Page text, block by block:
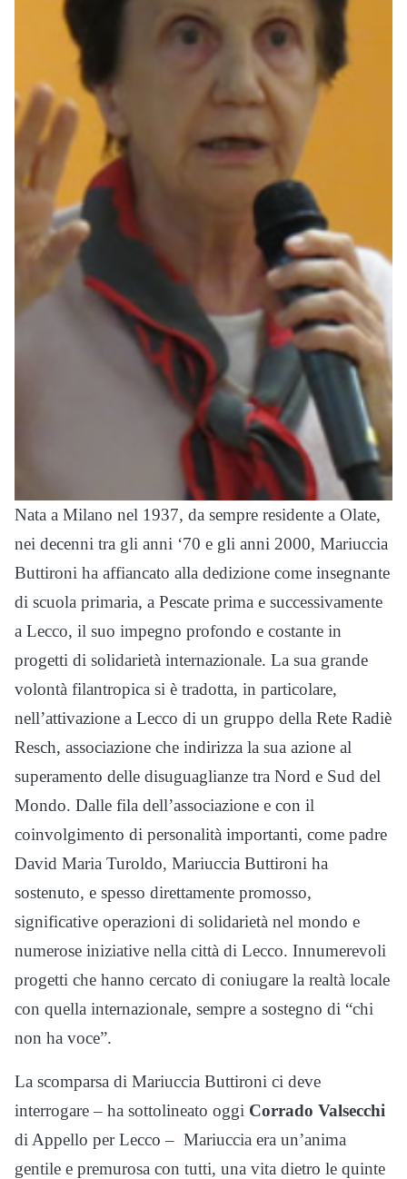
Nata a Milano nel 1937, da sempre residente a Olate,
nei decenni tra gli anni ‘70 e gli anni 2000, Mariuccia
Buttironi ha affiancato alla dedizione come insegnante
di scuola primaria, a Pescate prima e successivamente
a Lecco, il suo impegno profondo e costante in
progetti di solidarietà internazionale. La sua grande
volontà filantropica si è tradotta, in particolare,
nell’attivazione a Lecco di un gruppo della Rete Radiè
Resch, associazione che indirizza la sua azione al
superamento delle disuguaglianze tra Nord e Sud del
Mondo. Dalle fila dell’associazione e con il
coinvolgimento di personalità importanti, come padre
David Maria Turoldo, Mariuccia Buttironi ha
sostenuto, e spesso direttamente promosso,
significative operazioni di solidarietà nel mondo e
numerose iniziative nella città di Lecco. Innumerevoli
progetti che hanno cercato di coniugare la realtà locale
con quella internazionale, sempre a sostegno di “chi
non ha voce”.
La scomparsa di Mariuccia Buttironi ci deve
interrogare – ha sottolineato oggi Corrado Valsecchi
di Appello per Lecco – Mariuccia era un’anima
gentile e premurosa con tutti, una vita dietro le quinte